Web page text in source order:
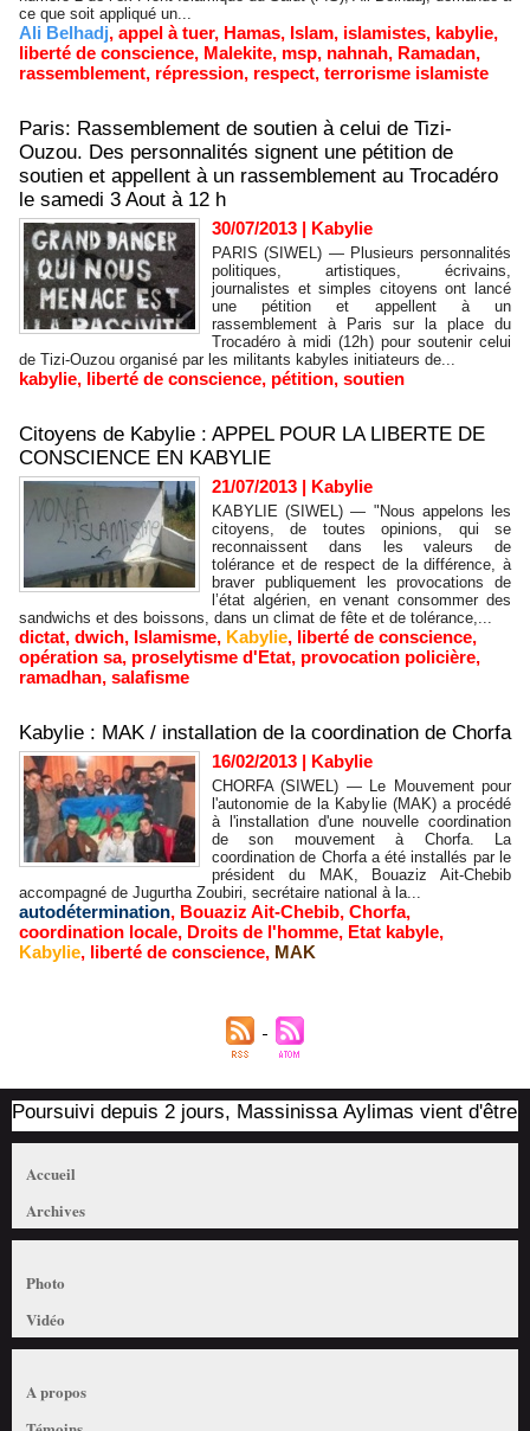
ce que soit appliqué un...
Ali Belhadj, appel à tuer, Hamas, Islam, islamistes, kabylie,
liberté de conscience, Malekite, msp, nahnah, Ramadan,
rassemblement, répression, respect, terrorisme islamiste
Paris: Rassemblement de soutien à celui de Tizi-
Ouzou. Des personnalités signent une pétition de
soutien et appellent à un rassemblement au Trocadéro
le samedi 3 Aout à 12 h
30/07/2013 | Kabylie
PARIS (SIWEL) — Plusieurs personnalités
politiques, artistiques, écrivains,
journalistes et simples citoyens ont lancé
une pétition et appellent à un
rassemblement à Paris sur la place du
Trocadéro à midi (12h) pour soutenir celui
de Tizi-Ouzou organisé par les militants kabyles initiateurs de...
kabylie, liberté de conscience, pétition, soutien
Citoyens de Kabylie : APPEL POUR LA LIBERTE DE
CONSCIENCE EN KABYLIE
21/07/2013 | Kabylie
KABYLIE (SIWEL) — "Nous appelons les
citoyens, de toutes opinions, qui se
reconnaissent dans les valeurs de
tolérance et de respect de la différence, à
braver publiquement les provocations de
l’état algérien, en venant consommer des
sandwichs et des boissons, dans un climat de fête et de tolérance,...
dictat, dwich, Islamisme, Kabylie, liberté de conscience,
opération sa, proselytisme d'Etat, provocation policière,
ramadhan, salafisme
Kabylie : MAK / installation de la coordination de Chorfa
16/02/2013 | Kabylie
CHORFA (SIWEL) — Le Mouvement pour
l'autonomie de la Kabylie (MAK) a procédé
à l'installation d'une nouvelle coordination
de son mouvement à Chorfa. La
coordination de Chorfa a été installés par le
président du MAK, Bouaziz Ait-Chebib
accompagné de Jugurtha Zoubiri, secrétaire national à la...
autodétermination, Bouaziz Ait-Chebib, Chorfa,
coordination locale, Droits de l'homme, Etat kabyle,
Kabylie, liberté de conscience, MAK
depuis 2 jours, Massinissa Aylimas vient d'être
Accueil
Archives
Photo
Vidéo
A propos